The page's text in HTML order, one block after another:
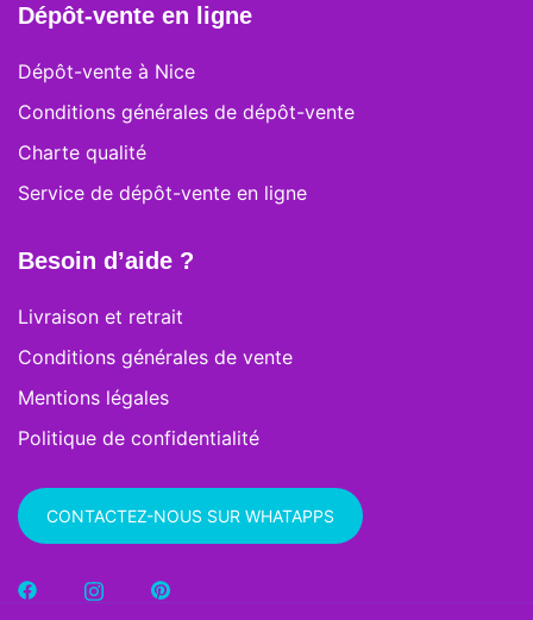
Dépôt-vente en ligne
Dépôt-vente à Nice
Conditions générales de dépôt-vente
Charte qualité
Service de dépôt-vente en ligne
Besoin d’aide ?
Livraison et retrait
Conditions générales de vente
Mentions légales
Politique de confidentialité
CONTACTEZ-NOUS SUR WHATAPPS